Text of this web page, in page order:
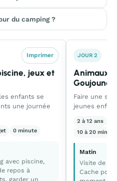
du camping ?
Imprimer
jeux et
enfants se
une journée
0 minute
avec piscine,
repos à
garder un
JOUR 2
Animaux
Goujounac
Faire une
jeunes
2 à 12 ans
10 à 20
Matin
Visite de la
Cache